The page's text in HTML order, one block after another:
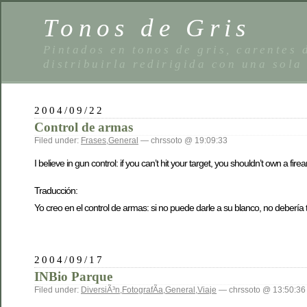
Tonos de Gris
Pintados en tonos de gris,
distribuirla redirigida con una sola
2004/09/22
Control de armas
Filed under: Frases,General — chrssoto @ 19:09:33
I believe in gun control: if you can’t hit your target, you shouldn’t own a
Traducción:
Yo creo en el control de armas: si no puede darle a su blanco, no
2004/09/17
INBio Parque
Filed under: DiversiÃ³n,FotografÃ­a,General ,Viaje — chrssoto @ 13:50:36